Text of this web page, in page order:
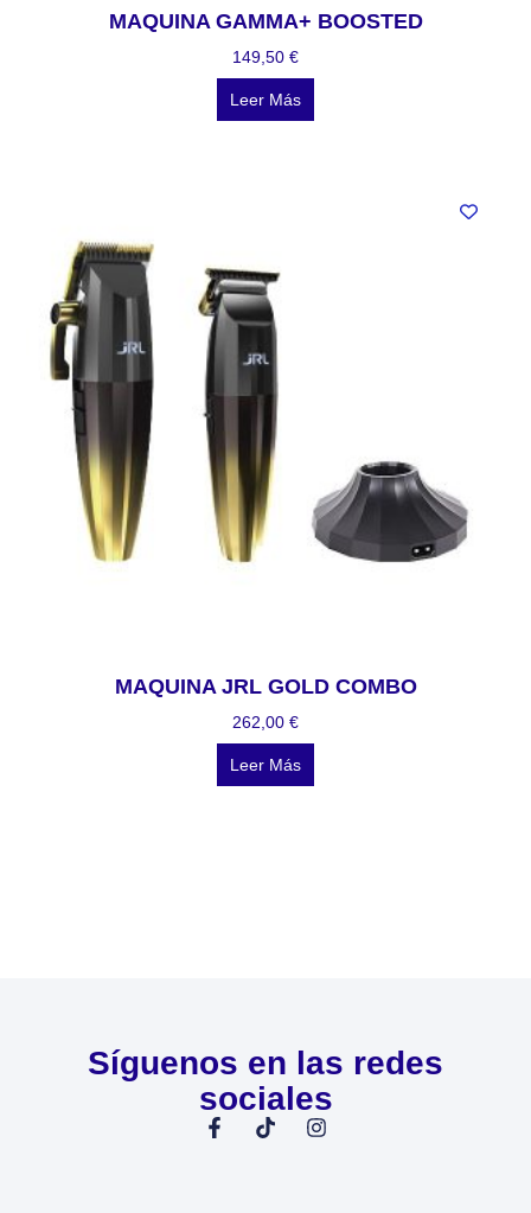
MAQUINA GAMMA+ BOOSTED
149,50 €
Leer Más
MAQUINA JRL GOLD COMBO
262,00 €
Leer Más
Síguenos en las redes
sociales